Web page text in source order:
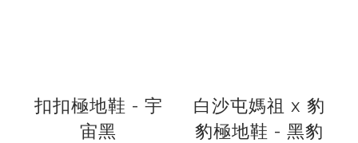
扣扣極地鞋 - 宇
宙黑
白沙屯媽祖 x 豹
豹極地鞋 - 黑豹